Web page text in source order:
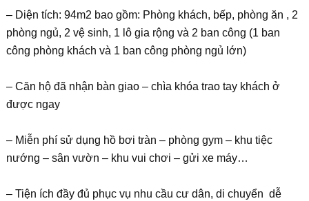
– Diện tích: 94m2 bao gồm: Phòng khách, bếp, phòng ăn , 2
phòng ngủ, 2 vệ sinh, 1 lô gia rộng và 2 ban công (1 ban
công phòng khách và 1 ban công phòng ngủ lớn)
– Căn hộ đã nhận bàn giao – chìa khóa trao tay khách ở
được ngay
– Miễn phí sử dụng hồ bơi tràn – phòng gym – khu tiệc
nướng – sân vườn – khu vui chơi – gửi xe máy…
– Tiện ích đầy đủ phục vụ nhu cầu cư dân, di chuyển dễ